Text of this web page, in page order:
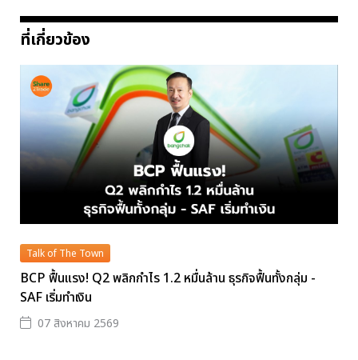
ที่เกี่ยวข้อง
Talk of The Town
BCP ฟื้นแรง! Q2 พลิกกำไร 1.2 หมื่นล้าน ธุรกิจฟื้นทั้งกลุ่ม -
SAF เริ่มทำเงิน
07 สิงหาคม 2569